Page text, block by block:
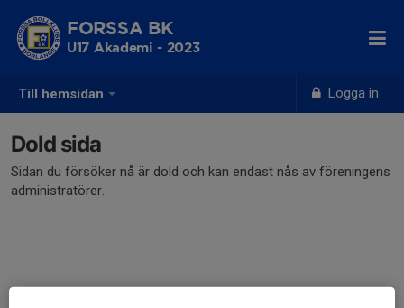
Till hemsidan Logga in
FORSSA BK
U17 Akademi - 2023
Dold sida
Sidan du försöker nå är dold och kan endast nås av föreningens
administratörer.